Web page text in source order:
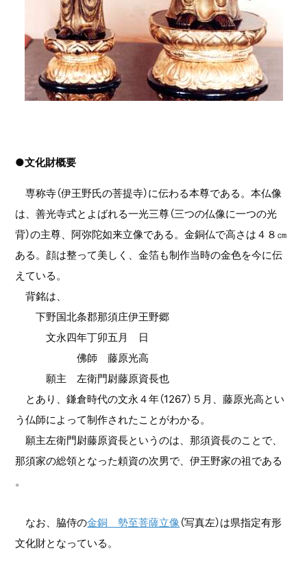
●文化財概要
専称寺（伊王野氏の菩提寺）に伝わる本尊である。本仏像
は、善光寺式とよばれる一光三尊（三つの仏像に一つの光
背）の主尊、阿弥陀如来立像である。金銅仏で高さは４８㎝
ある。顔は整って美しく、金箔も制作当時の金色を今に伝
えている。
背銘は、
下野国北条郡那須庄伊王野郷
文永四年丁卯五月 日
佛師 藤原光高
願主 左衛門尉藤原資長也
とあり、鎌倉時代の文永４年（1267）５月、藤原光高とい
う仏師によって制作されたことがわかる。
願主左衛門尉藤原資長というのは、那須資長のことで、
那須家の総領となった頼資の次男で、伊王野家の祖である
。
なお、脇侍の金銅 勢至菩薩立像 （写真左）は県指定有形
文化財となっている。